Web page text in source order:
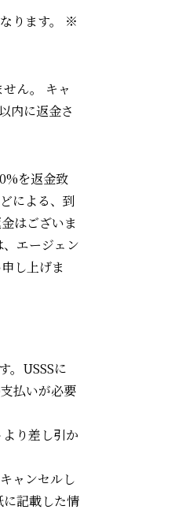
ります。 ※
ん。 キャ
内に返⾦さ
を返⾦致
による、到
はございま
エージェン
し上げま
。USSSに
払いが必要
り差し引か
ャンセルし
記載した情